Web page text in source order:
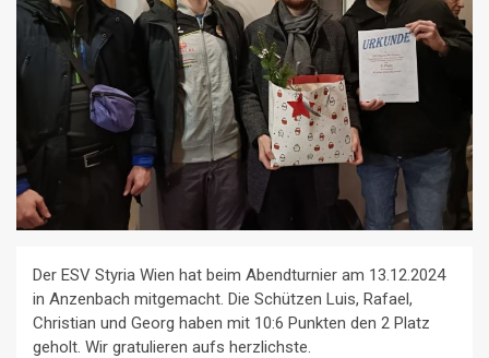
Der ESV Styria Wien hat beim Abendturnier am 13.12.2024
in Anzenbach mitgemacht. Die Schützen Luis, Rafael,
Christian und Georg haben mit 10:6 Punkten den 2 Platz
geholt. Wir gratulieren aufs herzlichste.